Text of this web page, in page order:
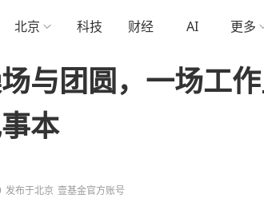
北京 科技 财经 AI 更多
与团圆，一场工
本
发布于北京 壹基金官方账号